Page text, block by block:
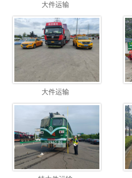
大件运输
大件运输